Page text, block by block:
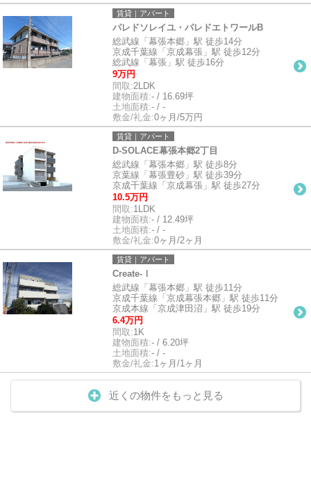
賃貸｜アパート
パレドソレイユ・パレドエトワールB
総武線「幕張本郷」駅 徒歩14分
京成千葉線「京成幕張」駅 徒歩12分
総武線「幕張」駅 徒歩16分
9万円
間取:2LDK
建物面積:- / 16.69坪
土地面積:- / -
敷金/礼金:0ヶ月/5万円
賃貸｜アパート
D-SOLACE幕張本郷2丁目
総武線「幕張本郷」駅 徒歩8分
京葉線「幕張豊砂」駅 徒歩39分
京成千葉線「京成幕張」駅 徒歩27分
10.5万円
間取:1LDK
建物面積:- / 12.49坪
土地面積:- / -
敷金/礼金:0ヶ月/2ヶ月
賃貸｜アパート
Create-Ⅰ
総武線「幕張本郷」駅 徒歩11分
京成千葉線「京成幕張本郷」駅 徒歩11分
京成本線「京成津田沼」駅 徒歩19分
6.4万円
間取:1K
建物面積:- / 6.20坪
土地面積:- / -
敷金/礼金:1ヶ月/1ヶ月
近くの物件をもっと見る